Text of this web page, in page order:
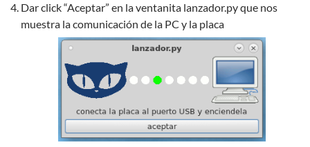
Dar click “Aceptar” en la ventanita lanzador.py que nos
muestra la comunicación de la PC y la placa